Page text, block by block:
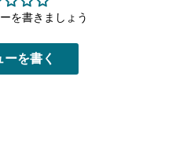
を書きましょう
ーを書く